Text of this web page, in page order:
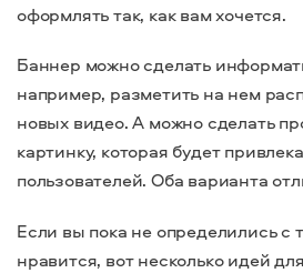
оформлять так, как вам хочется.
Баннер можно сделать
например, разметить на нем
новых видео. А можно сделать
картинку, которая будет
пользователей. Оба варианта
Если вы пока не определились с
нравится, вот несколько идей